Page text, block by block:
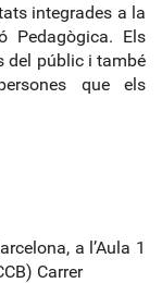
integrades a la
Pedagògica. Els
del públic i també
que els
a l’Aula 1
Carrer